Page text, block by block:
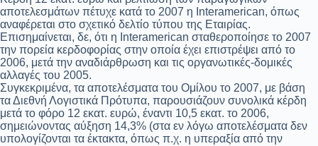
αποτελεσμάτων πέτυχε κατά το 2007 η Interamerican, όπως
αναφέρεται στο σχετικό δελτίο τύπου της Εταιρίας.
Επισημαίνεται, δε, ότι η Interamerican σταθεροποίησε το 2007
την πορεία κερδοφορίας στην οποία έχει επιστρέψει από το
2006, μετά την αναδιάρθρωση και τις οργανωτικές-δομικές
αλλαγές του 2005.
Συγκεκριμένα, τα αποτελέσματα του Ομίλου το 2007, με βάση
τα Διεθνή Λογιστικά Πρότυπα, παρουσιάζουν συνολικά κέρδη
μετά το φόρο 12 εκατ. ευρώ, έναντι 10,5 εκατ. το 2006,
σημειώνοντας αύξηση 14,3% (στα εν λόγω αποτελέσματα δεν
υπολογίζονται τα έκτακτα, όπως π.χ. η υπεραξία από την